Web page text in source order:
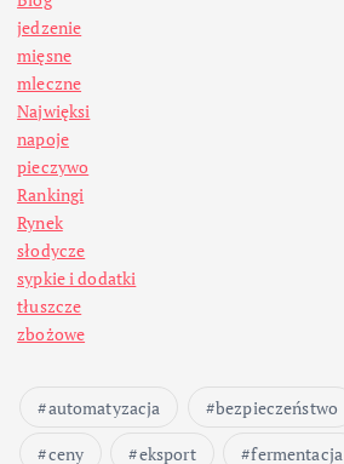
jedzenie
mięsne
mleczne
Najwięksi
napoje
pieczywo
Rankingi
Rynek
słodycze
sypkie i dodatki
tłuszcze
zbożowe
automatyzacja bezpieczeństwo
ceny
eksport fermentacja